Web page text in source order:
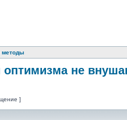
методы
не
]